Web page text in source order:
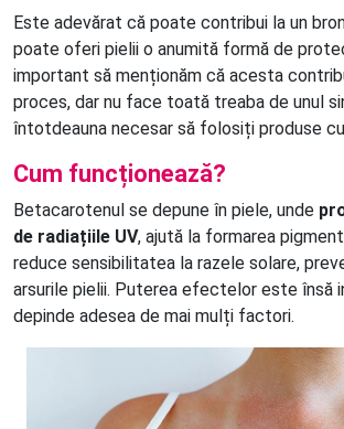
Este adevărat că poate contribui la un
poate oferi pielii o anumită formă de
important să menționăm că acesta
proces, dar nu face toată treaba de unul
întotdeauna necesar să folosiți produse cu
Cum funcționează?
Betacarotenul se depune în piele, unde
de radiațiile UV, ajută la formarea
reduce sensibilitatea la razele solare,
arsurile pielii. Puterea efectelor este însă
depinde adesea de mai mulți factori.